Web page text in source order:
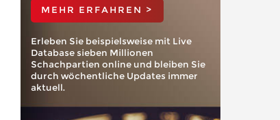
MEHR ERFAHREN >
Erleben Sie beispielsweise mit Live
Database sieben Millionen
Schachpartien online und bleiben Sie
durch wöchentliche Updates immer
aktuell.